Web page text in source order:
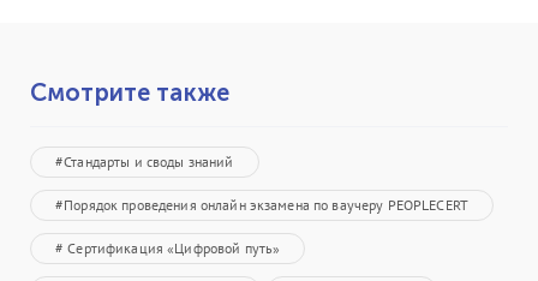
Смотрите также
#Стандарты и своды знаний
#Порядок проведения онлайн экзамена по ваучеру PEOPLECERT
# Сертификация «Цифровой путь»